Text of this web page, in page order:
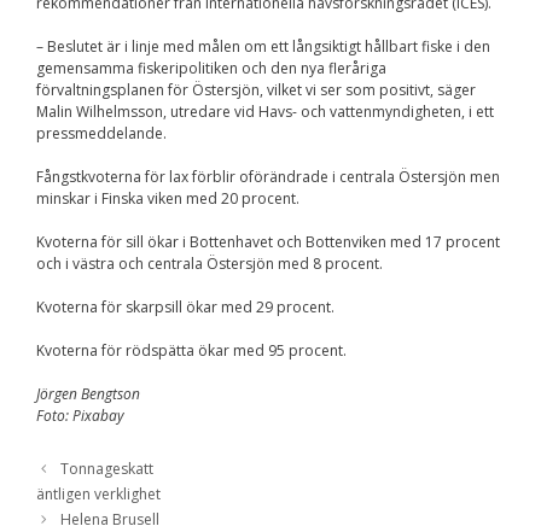
– Beslutet är i linje med målen om ett långsiktigt hållbart fiske i den
gemensamma fiskeripolitiken och den nya fleråriga
förvaltningsplanen för Östersjön, vilket vi ser som positivt, säger
Malin Wilhelmsson, utredare vid Havs- och vattenmyndigheten, i ett
pressmeddelande.
Fångstkvoterna för lax förblir oförändrade i centrala Östersjön men
minskar i Finska viken med 20 procent.
Kvoterna för sill ökar i Bottenhavet och Bottenviken med 17 procent
och i västra och centrala Östersjön med 8 procent.
Kvoterna för skarpsill ökar med 29 procent.
Kvoterna för rödspätta ökar med 95 procent.
Jörgen Bengtson
Foto: Pixabay
Tonnageskatt
äntligen verklighet
Helena Brusell
baserat på
hemsidan
används.
För att vår
under ditt
besök. Om du
kakorna
funktionalitet